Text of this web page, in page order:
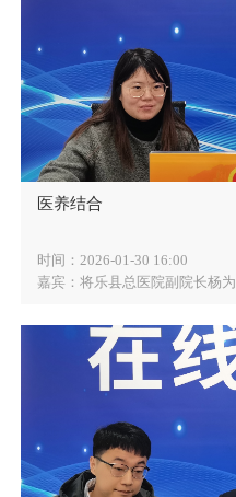
医养结合
时间：2026-01-30 16:00
嘉宾：将乐县总医院副院长杨为